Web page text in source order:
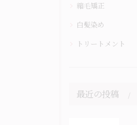
縮毛矯正
白髪染め
トリートメント
最近の投稿